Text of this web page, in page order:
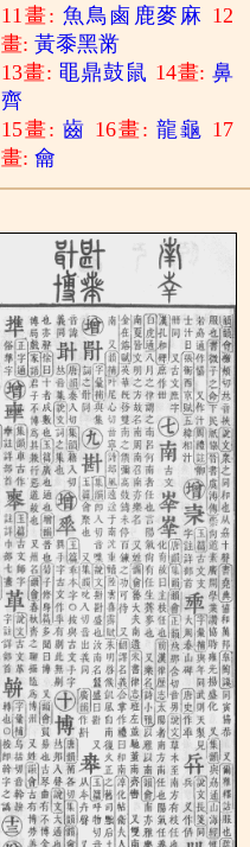
11畫: 魚鳥 鹵 鹿麥 麻 12
畫:黃黍黑黹
13畫: 黽鼎鼓鼠 14畫:鼻
齊
15畫:齒 16畫:龍龜 17
畫:龠